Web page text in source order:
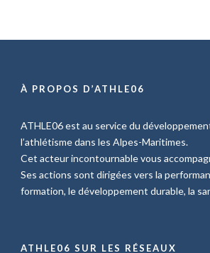
À PROPOS D’ATHLE06
ATHLE06 est au service du
l’athlétisme dans les Alpes-Maritimes.
Cet acteur incontournable vous
Ses actions sont dirigées vers la
formation, le développement durable, la
ATHLE06 SUR LES RÉSEAUX